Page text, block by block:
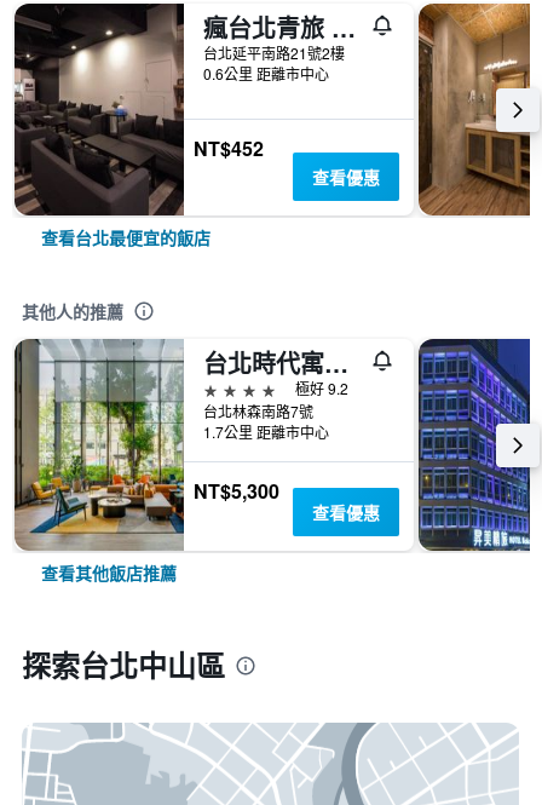
瘋台北青旅 Fun Inn Taipei Hostel
台北延平南路21號2樓
0.6公里 距離市中心
NT$452
查看優惠
查看台北最便宜的飯店
其他人的推薦
台北時代寓所-希爾頓啟繽精選酒店
4星級
極好 9.2
台北林森南路7號
1.7公里 距離市中心
NT$5,300
查看優惠
查看其他飯店推薦
探索台北中山區